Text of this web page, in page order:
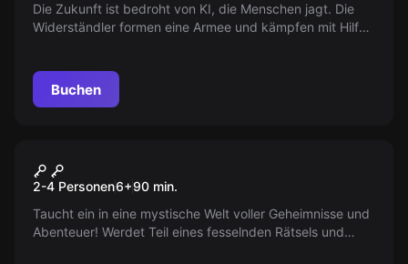
Die Zukunft ist bedroht von KI, die Menschen jagt. Die
Widerständler formen eine Armee und kämpfen mit Hilfe
Buchen
Neu
Sir-Peter-Morgan Outdoor-
Touren
2-4 Personen6+90 min.
Taucht ein in eine mystische Welt voller Geheimnisse und
Abenteuer! Werdet Teil eines fesselnden Rätsels und